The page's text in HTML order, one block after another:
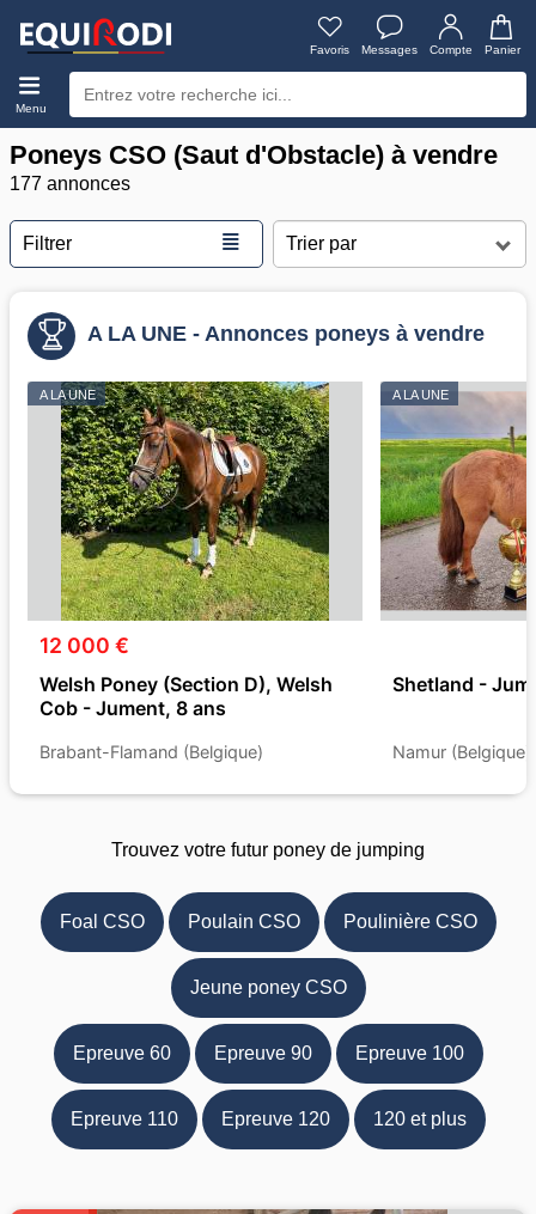
Favoris Messages Compte Panier
Menu
Poneys CSO (Saut d'Obstacle) à vendre
177 annonces
Filtrer ≣
A LA UNE - Annonces poneys à vendre
A LA UNE
12 000 €
Welsh Poney (Section D), Welsh
Cob - Jument, 8 ans
Brabant-Flamand (Belgique)
A LA UNE
Shetland -
Namur (Belgique)
Trouvez votre futur poney de jumping
Foal CSO Poulain CSO Poulinière CSO
Jeune poney CSO
Epreuve 60 Epreuve 90 Epreuve 100
Epreuve 110 Epreuve 120 120 et plus